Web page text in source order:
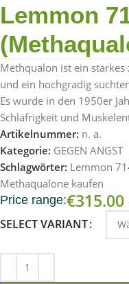
Lemmon
Methqualon ist ein
und ein hochgradig
Es wurde in den 1950er
Schläfrigkeit und
Artikelnummer: n. a.
Kategorie: GEGEN ANGST
Schlagwörter: Lemmon
Methaqualone kaufen
Price range:€315.00
SELECT VARIANT